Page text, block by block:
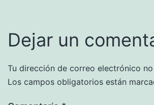
Dejar un
Tu dirección de correo electrónico
Los campos obligatorios están